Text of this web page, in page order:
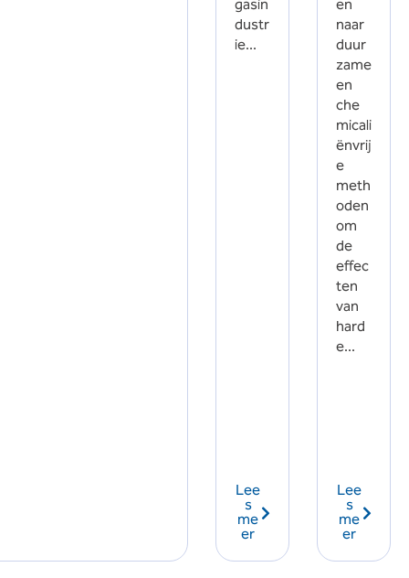
gasin
dustr
ie...
Lee
s
me
er
en
naar
duur
zame
en
che
micali
ënvrij
e
meth
oden
om
de
effec
ten
van
hard
e...
Lee
s
me
er